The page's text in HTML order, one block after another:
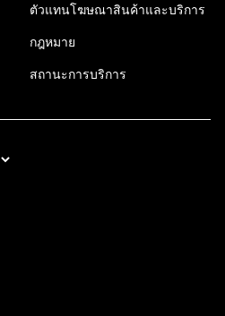
ตัวแทนโฆษณาสินค้าและบริการ
กฎหมาย
สถานะการบริการ